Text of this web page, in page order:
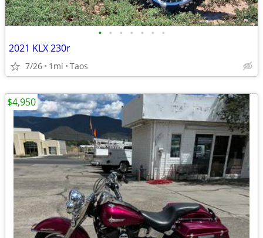
• • • • • • •
2021 KLX 230r
7/26 1mi Taos
$4,950